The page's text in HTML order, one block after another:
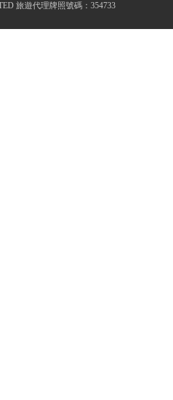
旅遊代理牌照號碼：354733